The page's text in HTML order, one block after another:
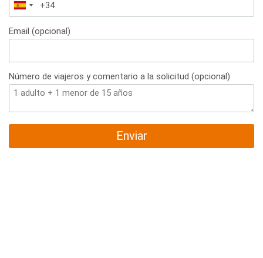
España
+34
Email (opcional)
Número de viajeros y comentario a la solicitud (opcional)
Enviar